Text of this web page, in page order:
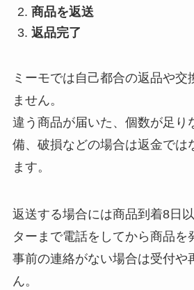
商品を返送
返品完了
ミーモでは自己都合の返品や交
ません。
違う商品が届いた、個数が足り
備、破損などの場合は返金では
ます。
返送する場合には商品到着8日
ターまで電話をしてから商品を
事前の連絡がない場合は受付や
ん。